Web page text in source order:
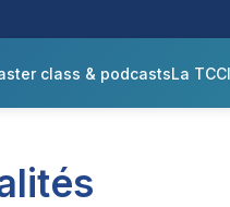
class & podcastsLa TCCI